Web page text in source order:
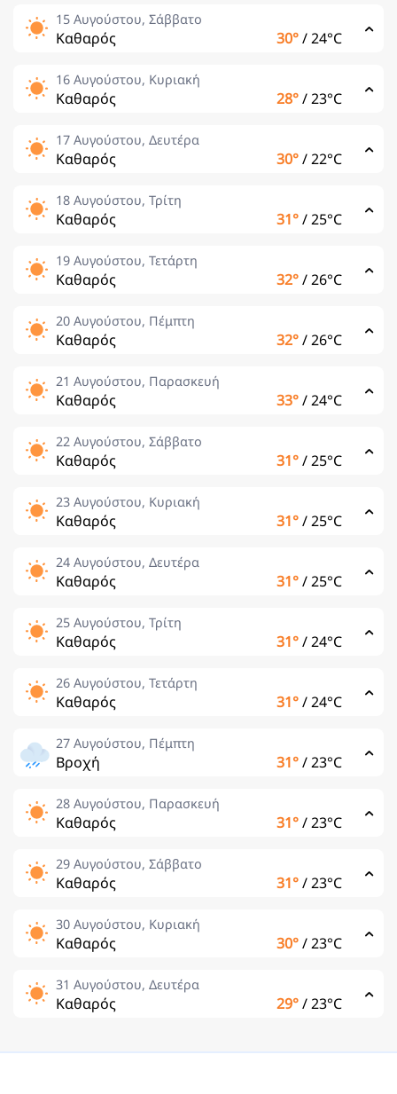
15 Αυγούστου, Σάββατο
Καθαρός 30°/24°C
16 Αυγούστου, Κυριακή
Καθαρός 28°/23°C
17 Αυγούστου, Δευτέρα
Καθαρός 30°/22°C
18 Αυγούστου, Τρίτη
Καθαρός 31°/25°C
19 Αυγούστου, Τετάρτη
Καθαρός 32°/26°C
20 Αυγούστου, Πέμπτη
Καθαρός 32°/26°C
21 Αυγούστου, Παρασκευή
Καθαρός 33°/24°C
22 Αυγούστου, Σάββατο
Καθαρός 31°/25°C
23 Αυγούστου, Κυριακή
Καθαρός 31°/25°C
24 Αυγούστου, Δευτέρα
Καθαρός 31°/25°C
25 Αυγούστου, Τρίτη
Καθαρός 31°/24°C
26 Αυγούστου, Τετάρτη
Καθαρός 31°/24°C
27 Αυγούστου, Πέμπτη
Βροχή 31°/23°C
28 Αυγούστου, Παρασκευή
Καθαρός 31°/23°C
29 Αυγούστου, Σάββατο
Καθαρός 31°/23°C
30 Αυγούστου, Κυριακή
Καθαρός 30°/23°C
31 Αυγούστου, Δευτέρα
Καθαρός 29°/23°C